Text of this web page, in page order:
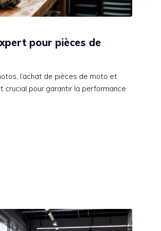
pour pièces de
l’achat de pièces de moto et
crucial pour garantir la performance